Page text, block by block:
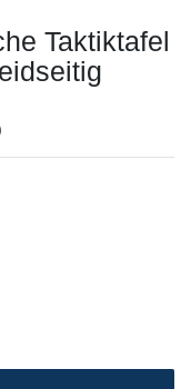
Taktiktafel